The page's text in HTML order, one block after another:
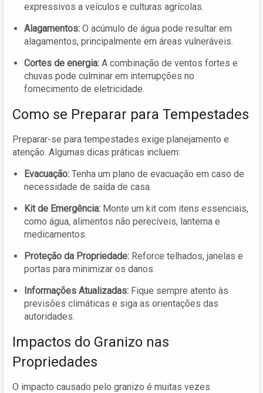
expressivos a veículos e culturas agrícolas.
Alagamentos: O acúmulo de água pode resultar em
alagamentos, principalmente em áreas vulneráveis.
Cortes de energia: A combinação de ventos fortes e
chuvas pode culminar em interrupções no
fornecimento de eletricidade.
Como se Preparar para Tempestades
Preparar-se para tempestades exige planejamento e
atenção. Algumas dicas práticas incluem:
Evacuação: Tenha um plano de evacuação em caso de
necessidade de saída de casa.
Kit de Emergência: Monte um kit com itens essenciais,
como água, alimentos não perecíveis, lanterna e
medicamentos.
Proteção da Propriedade: Reforce telhados, janelas e
portas para minimizar os danos.
Informações Atualizadas: Fique sempre atento às
previsões climáticas e siga as orientações das
autoridades.
Impactos do Granizo nas
Propriedades
O impacto causado pelo granizo é muitas vezes